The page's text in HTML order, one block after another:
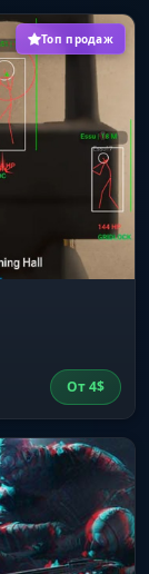
Топ продаж
От4$